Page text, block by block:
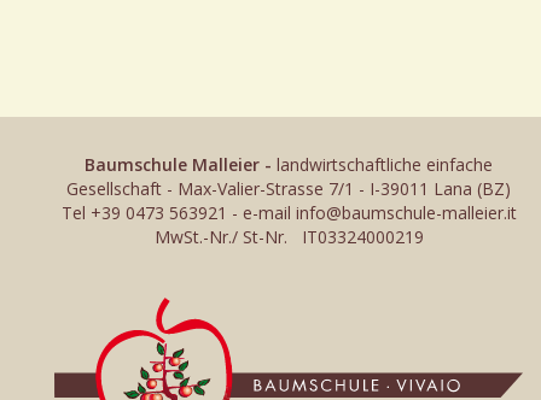
Baumschule Malleier - landwirtschaftliche einfache
Gesellschaft - Max-Valier-Strasse 7/1 - I-39011 Lana (BZ)
Tel +39 0473 563921 - e-mail info@baumschule-malleier.it
MwSt.-Nr./ St-Nr. IT03324000219